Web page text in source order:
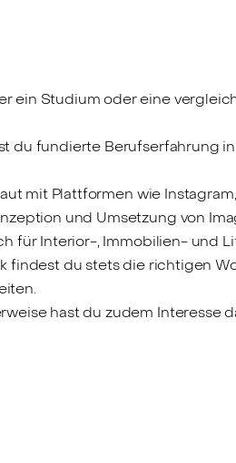
ein Studium oder eine
du fundierte Berufserfahrung
mit Plattformen wie
und Umsetzung von
für Interior-, Immobilien- und
findest du stets die richtigen
hast du zudem Interesse